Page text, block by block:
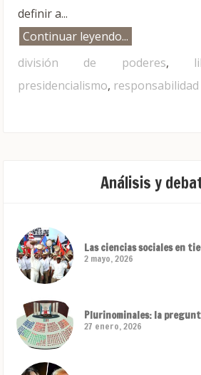
definir a...
Continuar leyendo...
división de poderes,
presidencialismo,
Análisis y
Las ciencias sociales en
2 mayo, 2026
Plurinominales: la
27 enero, 2026